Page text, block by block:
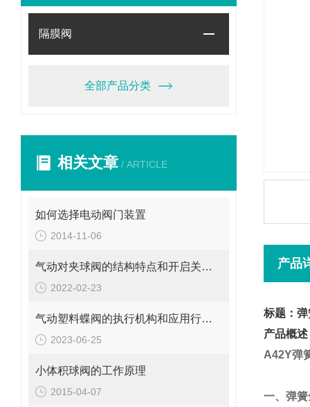
隔膜阀
全部产品分类
相关文章 / ARTICLE
如何选择电动阀门装置
2014-11-06
气动对夹球阀的结构特点和开启关闭过程
2022-02-23
气动塑料蝶阀的执行机构和应用行业说明
2023-06-25
小体积球阀的工作原理
2015-04-07
产品
标题：
产品概述
A42Y弹
一、 弹